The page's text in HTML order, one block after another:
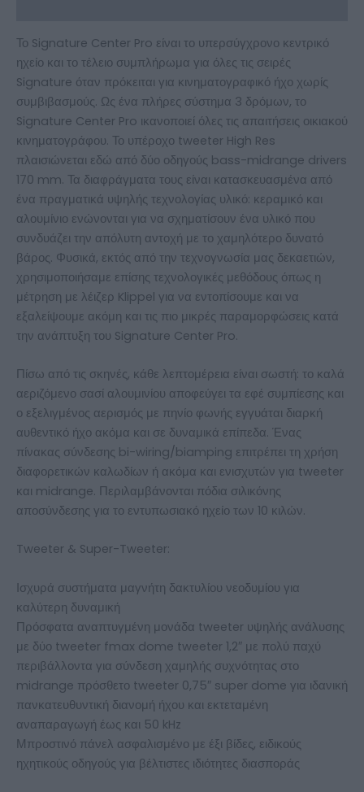
Το Signature Center Pro είναι το υπερσύγχρονο κεντρικό
ηχείο και το τέλειο συμπλήρωμα για όλες τις σειρές
Signature όταν πρόκειται για κινηματογραφικό ήχο χωρίς
συμβιβασμούς. Ως ένα πλήρες σύστημα 3 δρόμων, το
Signature Center Pro ικανοποιεί όλες τις απαιτήσεις οικιακού
κινηματογράφου. Το υπέροχο tweeter High Res
πλαισιώνεται εδώ από δύο οδηγούς bass-midrange drivers
170 mm. Τα διαφράγματα τους είναι κατασκευασμένα από
ένα πραγματικά υψηλής τεχνολογίας υλικό: κεραμικό και
αλουμίνιο ενώνονται για να σχηματίσουν ένα υλικό που
συνδυάζει την απόλυτη αντοχή με το χαμηλότερο δυνατό
βάρος. Φυσικά, εκτός από την τεχνογνωσία μας δεκαετιών,
χρησιμοποιήσαμε επίσης τεχνολογικές μεθόδους όπως η
μέτρηση με λέιζερ Klippel για να εντοπίσουμε και να
εξαλείψουμε ακόμη και τις πιο μικρές παραμορφώσεις κατά
την ανάπτυξη του Signature Center Pro.
Πίσω από τις σκηνές, κάθε λεπτομέρεια είναι σωστή: το καλά
αεριζόμενο σασί αλουμινίου αποφεύγει τα εφέ συμπίεσης και
ο εξελιγμένος αερισμός με πηνίο φωνής εγγυάται διαρκή
αυθεντικό ήχο ακόμα και σε δυναμικά επίπεδα. Ένας
πίνακας σύνδεσης bi-wiring/biamping επιτρέπει τη χρήση
διαφορετικών καλωδίων ή ακόμα και ενισχυτών για tweeter
και midrange. Περιλαμβάνονται πόδια σιλικόνης
αποσύνδεσης για το εντυπωσιακό ηχείο των 10 κιλών.
Tweeter & Super-Tweeter:
Ισχυρά συστήματα μαγνήτη δακτυλίου νεοδυμίου για
καλύτερη δυναμική
Πρόσφατα αναπτυγμένη μονάδα tweeter υψηλής ανάλυσης
με δύο tweeter fmax dome tweeter 1,2″ με πολύ παχύ
περιβάλλοντα για σύνδεση χαμηλής συχνότητας στο
midrange πρόσθετο tweeter 0,75″ super dome για ιδανική
πανκατευθυντική διανομή ήχου και εκτεταμένη
αναπαραγωγή έως και 50 kHz
Μπροστινό πάνελ ασφαλισμένο με έξι βίδες, ειδικούς
ηχητικούς οδηγούς για βέλτιστες ιδιότητες διασποράς